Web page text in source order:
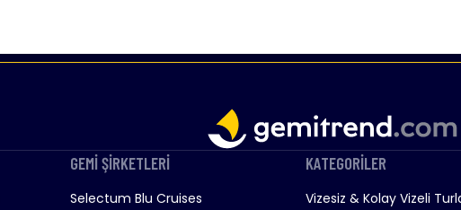
GEMİ ŞİRKETLERİ
Selectum Blu Cruises
KATEGORİLER
Vizesiz & Kolay Vizeli